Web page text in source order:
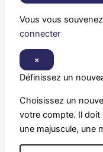
Vous vous
connecter
×
Définissez un
Choisissez un
votre compte. Il doit
une majuscule, une